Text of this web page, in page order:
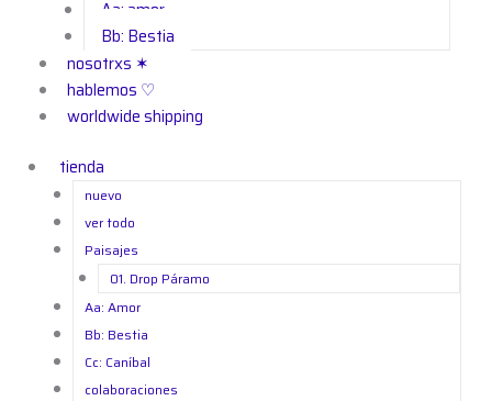
Aa: amor
Bb: Bestia
nosotrxs ✶
hablemos ♡
worldwide shipping
tienda
nuevo
ver todo
Paisajes
01. Drop Páramo
Aa: Amor
Bb: Bestia
Cc: Caníbal
colaboraciones